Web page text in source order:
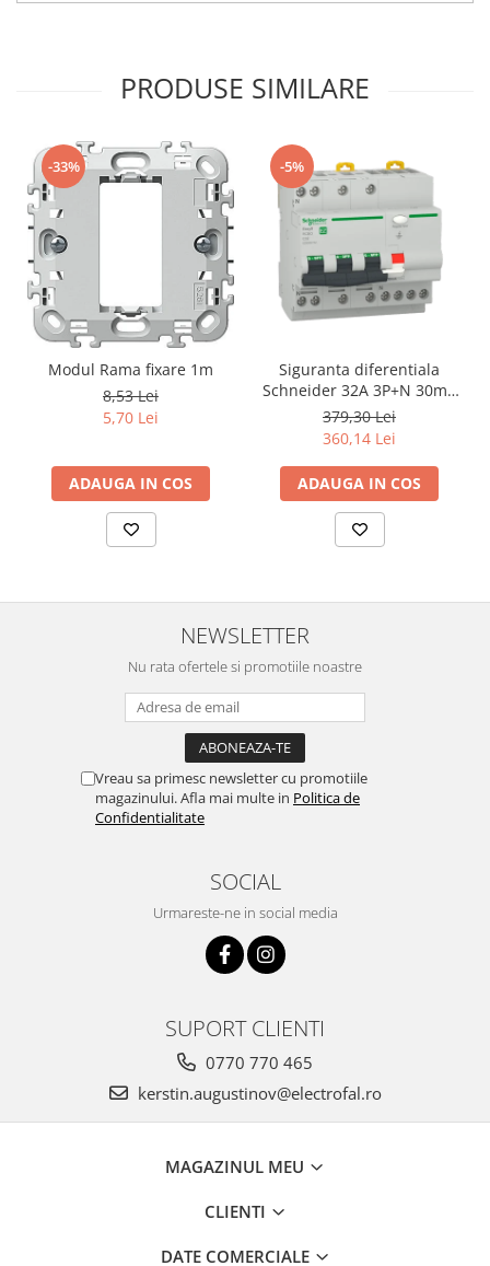
PRODUSE SIMILARE
-33%
Modul Rama fixare 1m
8,53 Lei
5,70 Lei
ADAUGA IN COS
-5%
Siguranta diferentiala
Schneider 32A 3P+N 30mA
curba C tipAC 4,5kA RCBO
Easy9 EZ9D32732
379,30 Lei
360,14 Lei
ADAUGA IN COS
NEWSLETTER
Nu rata ofertele si promotiile noastre
Vreau sa primesc newsletter cu promotiile
magazinului. Afla mai multe in Politica de
Confidentialitate
SOCIAL
Urmareste-ne in social media
SUPORT CLIENTI
0770 770 465
kerstin.augustinov@electrofal.ro
MAGAZINUL MEU
CLIENTI
DATE COMERCIALE